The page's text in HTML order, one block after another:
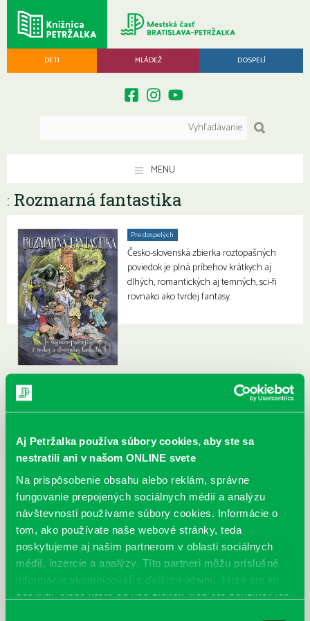
Aj Petržalka používa súbory cookies, aby ste sa
nestratili ani v našom ONLINE svete
Na prispôsobenie obsahu alebo reklám, správne
fungovanie prepojených sociálnych médií a analýzu
návštevnosti používame súbory cookies. Informácie o
tom, ako používate naše webové stránky, teda
poskytujeme aj našim partnerom v oblasti sociálnych
médií, inzercie a analýzy. Títo partneri môžu príslušné
informácie skombinovať s ďalšími údajmi, ktoré ste im
poskytli, alebo ktoré od vás získali, keď ste používali ich
DETI MLÁDEŽ DOSPELÍ
MENU
: Rozmarná fantastika
Pre dospelých
Česko-slovenská zbierka roztopašných
poviedok je plná príbehov krátkych aj
dlhých, romantických aj temných, sci-fi
rovnako ako tvrdej fantasy.